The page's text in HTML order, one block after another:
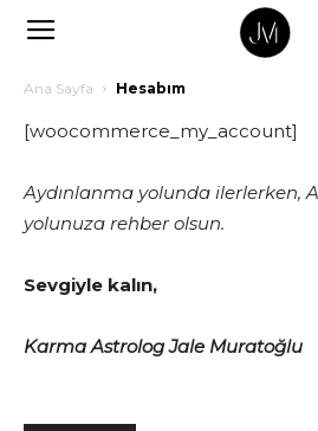
Ana Sayfa Hesabım
[woocommerce_my_account]
Aydınlanma yolunda ilerlerken,
yolunuza rehber olsun.
Sevgiyle kalın,
Karma Astrolog Jale Muratoğlu